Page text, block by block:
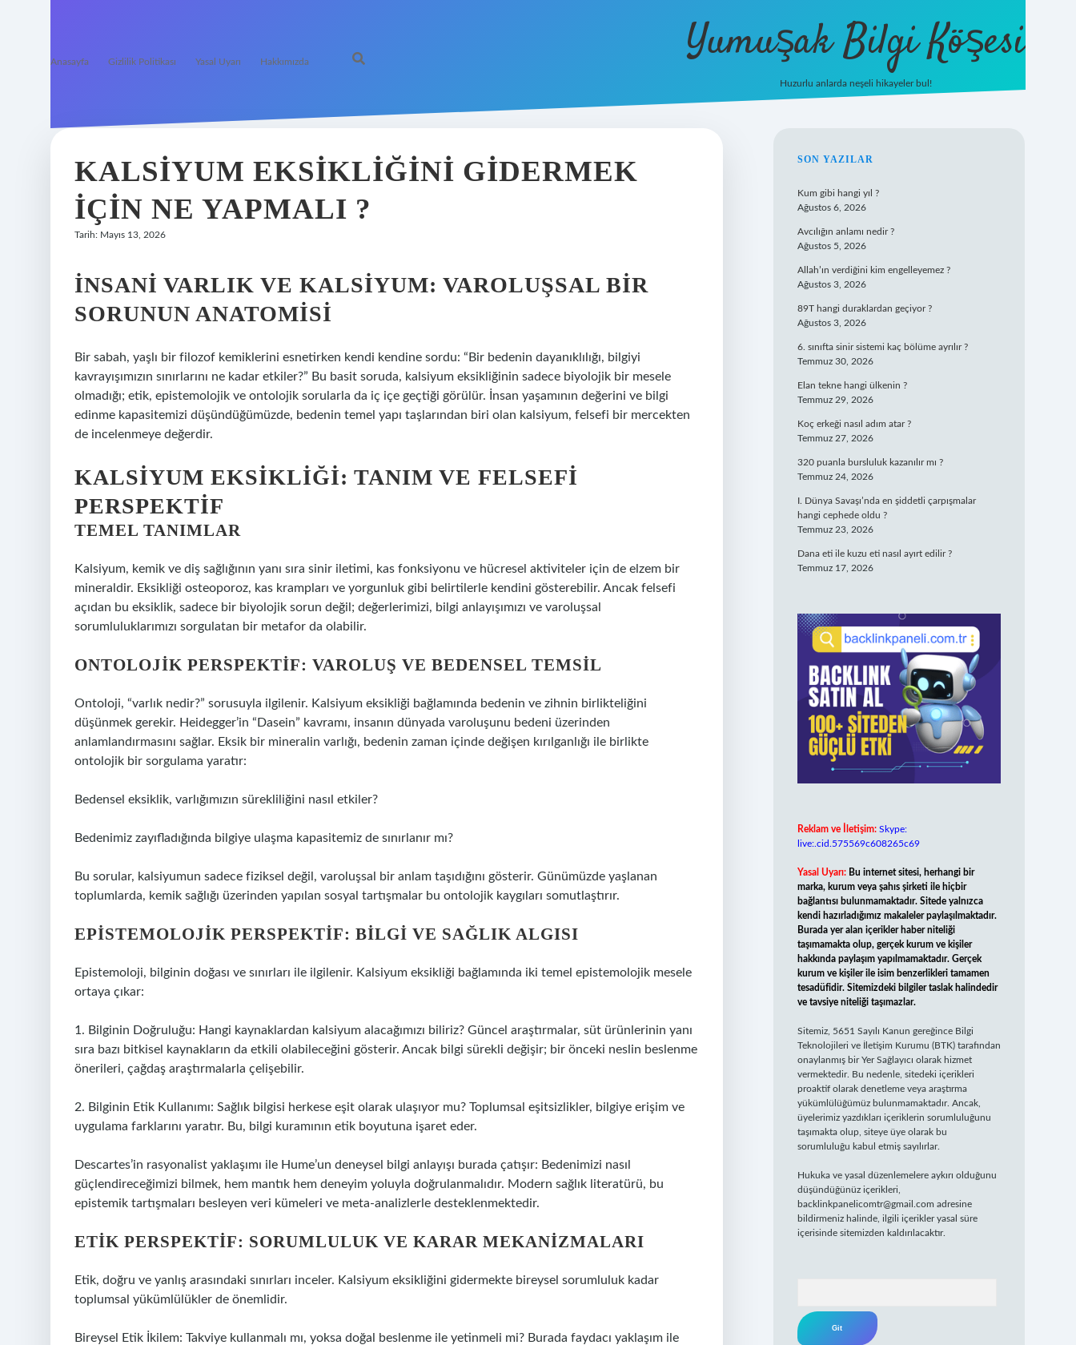
Anasayfa Gizlilik Politikası Yasal Uyarı Hakkımızda Yumuşak Bilgi Köşesi
Huzurlu anlarda neşeli hikayeler bul!
KALSIYUM EKSIKLIĞINI GIDERMEK
IÇIN NE YAPMALI ?
Tarih: Mayıs 13, 2026
İNSANI VARLIK VE KALSIYUM: VAROLUŞSAL BIR
SORUNUN ANATOMISI
Bir sabah, yaşlı bir filozof kemiklerini esnetirken kendi kendine sordu: “Bir bedenin dayanıklılığı, bilgiyi
kavrayışımızın sınırlarını ne kadar etkiler?” Bu basit soruda, kalsiyum eksikliğinin sadece biyolojik bir mesele
olmadığı; etik, epistemolojik ve ontolojik sorularla da iç içe geçtiği görülür. İnsan yaşamının değerini ve bilgi
edinme kapasitemizi düşündüğümüzde, bedenin temel yapı taşlarından biri olan kalsiyum, felsefi bir mercekten
de incelenmeye değerdir.
KALSIYUM EKSIKLIĞI: TANIM VE FELSEFI
PERSPEKTIF
TEMEL TANIMLAR
Kalsiyum, kemik ve diş sağlığının yanı sıra sinir iletimi, kas fonksiyonu ve hücresel aktiviteler için de elzem bir
mineraldir. Eksikliği osteoporoz, kas krampları ve yorgunluk gibi belirtilerle kendini gösterebilir. Ancak felsefi
açıdan bu eksiklik, sadece bir biyolojik sorun değil; değerlerimizi, bilgi anlayışımızı ve varoluşsal
sorumluluklarımızı sorgulatan bir metafor da olabilir.
ONTOLOJIK PERSPEKTIF: VAROLUŞ VE BEDENSEL TEMSIL
Ontoloji, “varlık nedir?” sorusuyla ilgilenir. Kalsiyum eksikliği bağlamında bedenin ve zihnin birlikteliğini
düşünmek gerekir. Heidegger’in “Dasein” kavramı, insanın dünyada varoluşunu bedeni üzerinden
anlamlandırmasını sağlar. Eksik bir mineralin varlığı, bedenin zaman içinde değişen kırılganlığı ile birlikte
ontolojik bir sorgulama yaratır:
Bedensel eksiklik, varlığımızın sürekliliğini nasıl etkiler?
Bedenimiz zayıfladığında bilgiye ulaşma kapasitemiz de sınırlanır mı?
Bu sorular, kalsiyumun sadece fiziksel değil, varoluşsal bir anlam taşıdığını gösterir. Günümüzde yaşlanan
toplumlarda, kemik sağlığı üzerinden yapılan sosyal tartışmalar bu ontolojik kaygıları somutlaştırır.
EPISTEMOLOJIK PERSPEKTIF: BILGI VE SAĞLIK ALGISI
Epistemoloji, bilginin doğası ve sınırları ile ilgilenir. Kalsiyum eksikliği bağlamında iki temel epistemolojik mesele
ortaya çıkar:
1. Bilginin Doğruluğu: Hangi kaynaklardan kalsiyum alacağımızı biliriz? Güncel araştırmalar, süt ürünlerinin yanı
sıra bazı bitkisel kaynakların da etkili olabileceğini gösterir. Ancak bilgi sürekli değişir; bir önceki neslin beslenme
önerileri, çağdaş araştırmalarla çelişebilir.
2. Bilginin Etik Kullanımı: Sağlık bilgisi herkese eşit olarak ulaşıyor mu? Toplumsal eşitsizlikler, bilgiye erişim ve
uygulama farklarını yaratır. Bu, bilgi kuramının etik boyutuna işaret eder.
Descartes’in rasyonalist yaklaşımı ile Hume’un deneysel bilgi anlayışı burada çatışır: Bedenimizi nasıl
güçlendireceğimizi bilmek, hem mantık hem deneyim yoluyla doğrulanmalıdır. Modern sağlık literatürü, bu
epistemik tartışmaları besleyen veri kümeleri ve meta-analizlerle desteklenmektedir.
ETIK PERSPEKTIF: SORUMLULUK VE KARAR MEKANIZMALARI
Etik, doğru ve yanlış arasındaki sınırları inceler. Kalsiyum eksikliğini gidermekte bireysel sorumluluk kadar
toplumsal yükümlülükler de önemlidir.
Bireysel Etik İkilem: Takviye kullanmalı mı, yoksa doğal beslenme ile yetinmeli mi? Burada faydacı yaklaşım ile
SIDEBAR
SON YAZILAR
Kum gibi hangi yıl ?
Ağustos 6, 2026
Avcılığın anlamı nedir ?
Ağustos 5, 2026
Allah’ın verdiğini kim engelleyemez ?
Ağustos 3, 2026
89T hangi duraklardan geçiyor ?
Ağustos 3, 2026
6. sınıfta sinir sistemi kaç bölüme ayrılır ?
Temmuz 30, 2026
Elan tekne hangi ülkenin ?
Temmuz 29, 2026
Koç erkeği nasıl adım atar ?
Temmuz 27, 2026
320 puanla bursluluk kazanılır mı ?
Temmuz 24, 2026
I. Dünya Savaşı’nda en şiddetli çarpışmalar
hangi cephede oldu ?
Temmuz 23, 2026
Dana eti ile kuzu eti nasıl ayırt edilir ?
Temmuz 17, 2026
Reklam ve İletişim: Skype:
live:.cid.575569c608265c69
Yasal Uyarı: Bu internet sitesi, herhangi bir
marka, kurum veya şahıs şirketi ile hiçbir
bağlantısı bulunmamaktadır. Sitede yalnızca
kendi hazırladığımız makaleler paylaşılmaktadır.
Burada yer alan içerikler haber niteliği
taşımamakta olup, gerçek kurum ve kişiler
hakkında paylaşım yapılmamaktadır. Gerçek
kurum ve kişiler ile isim benzerlikleri tamamen
tesadüfidir. Sitemizdeki bilgiler taslak halindedir
ve tavsiye niteliği taşımazlar.
Sitemiz, 5651 Sayılı Kanun gereğince Bilgi
Teknolojileri ve İletişim Kurumu (BTK) tarafından
onaylanmış bir Yer Sağlayıcı olarak hizmet
vermektedir. Bu nedenle, sitedeki içerikleri
proaktif olarak denetleme veya araştırma
yükümlülüğümüz bulunmamaktadır. Ancak,
üyelerimiz yazdıkları içeriklerin sorumluluğunu
taşımakta olup, siteye üye olarak bu
sorumluluğu kabul etmiş sayılırlar.
Hukuka ve yasal düzenlemelere aykırı olduğunu
düşündüğünüz içerikleri,
backlinkpanelicomtr@gmail.com adresine
bildirmeniz halinde, ilgili içerikler yasal süre
içerisinde sitemizden kaldırılacaktır.